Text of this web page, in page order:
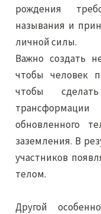
рождения
называния и
личной силы.
Важно создать
чтобы человек
чтобы
обновленного
заземления. В
участников
телом.
Другой